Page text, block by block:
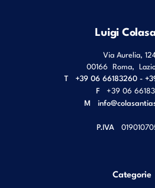
Luigi
Via Aurelia,
00166 Roma
T
+39 06 66183260 -
F
+39 06
M
P.IVA
Categorie